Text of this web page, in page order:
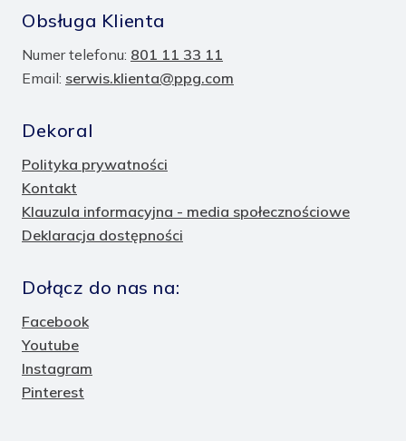
Obsługa Klienta
Numer telefonu: 801 11 33 11
Email: serwis.klienta@ppg.com
Dekoral
Polityka prywatności
Kontakt
Klauzula informacyjna - media społecznościowe
Deklaracja dostępności
Dołącz do nas na:
Facebook
Youtube
Instagram
Pinterest